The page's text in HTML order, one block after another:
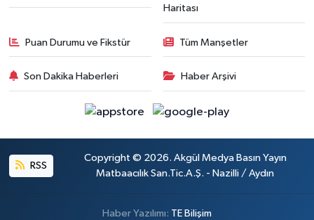
Haritası
Puan Durumu ve Fikstür Tüm Manşetler
Son Dakika Haberleri Haber Arşivi
RSS
Copyright © 2026. Akgül Medya Basın Yayın
Matbaacılık San.Tic.A.Ş. - Nazilli / Aydın
Haber Yazılımı: TE Bilişim